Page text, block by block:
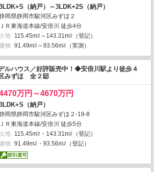
（納戸）～3LDK+2S（納戸）
岡県静岡市駿河区みずほ２
ＪＲ東海道本線/安倍川 徒歩4分
土地 115.45m2 ～143.31m2
（登記）
物 91.49m2 ～93.56m2 （実測）
ルハウス／好評販売中！◆安倍川駅より徒歩４
みずほ 全２邸
万円～4670万円
（納戸）
岡県静岡市駿河区みずほ２-19-8
ＪＲ東海道本線/安倍川 徒歩5分
土地 115.45m2 ・143.31m2
（登記）
物 91.49m2 ・93.56m2 （登記）